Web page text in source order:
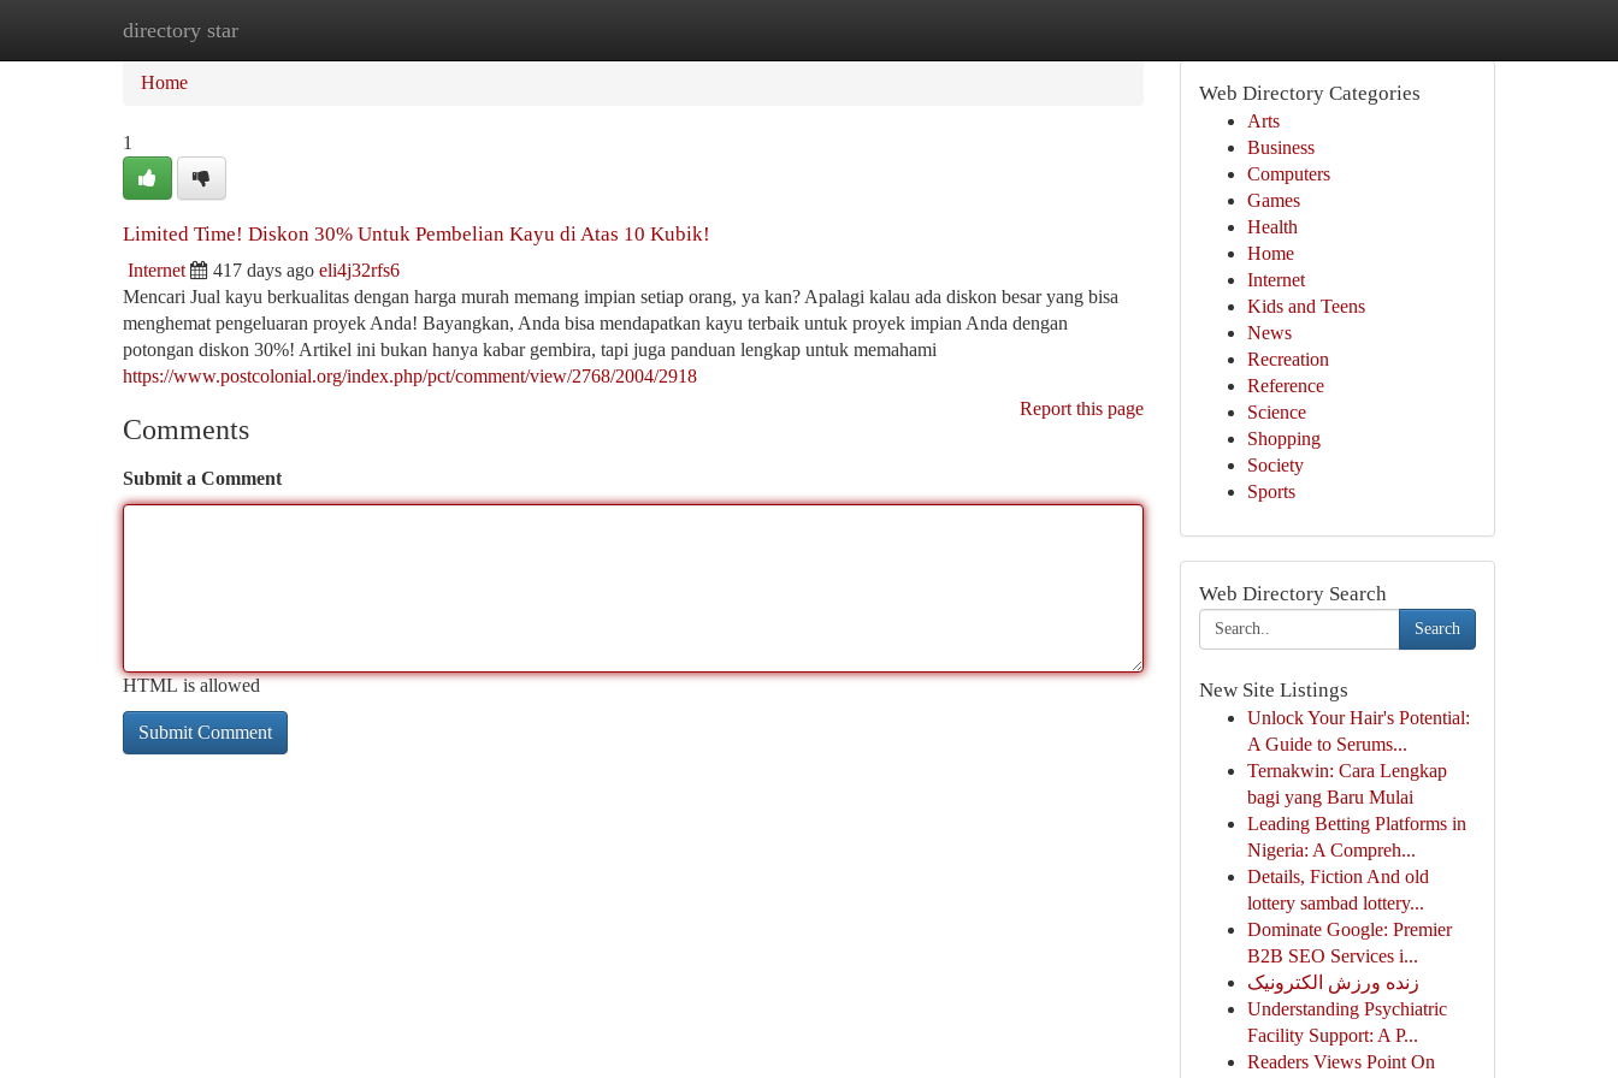
directory star
Home
Home
1
Limited Time! Diskon 30% Untuk Pembelian Kayu di Atas 10 Kubik!
Internet 417 days ago eli4j32rfs6
Mencari Jual kayu berkualitas dengan harga murah memang impian setiap orang, ya kan? Apalagi kalau ada diskon besar yang bisa
menghemat pengeluaran proyek Anda! Bayangkan, Anda bisa mendapatkan kayu terbaik untuk proyek impian Anda dengan
potongan diskon 30%! Artikel ini bukan hanya kabar gembira, tapi juga panduan lengkap untuk memahami
https://www.postcolonial.org/index.php/pct/comment/view/2768/2004/2918
Report this page
Comments
Submit a Comment
HTML is allowed
Web Directory Categories
Arts
Business
Computers
Games
Health
Home
Internet
Kids and Teens
News
Recreation
Reference
Science
Shopping
Society
Sports
Web Directory Search
Search
New Site Listings
Unlock Your Hair's Potential:
A Guide to Serums...
Ternakwin: Cara Lengkap
bagi yang Baru Mulai
Leading Betting Platforms in
Nigeria: A Compreh...
Details, Fiction And old
lottery sambad lottery...
Dominate Google: Premier
B2B SEO Services i...
زنده ورزش الکترونیک
Understanding Psychiatric
Facility Support: A P...
Readers Views Point On